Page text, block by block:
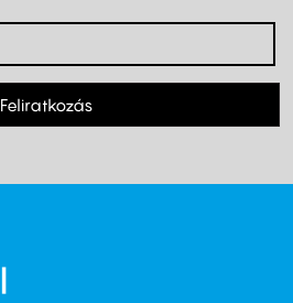
Feliratkozás